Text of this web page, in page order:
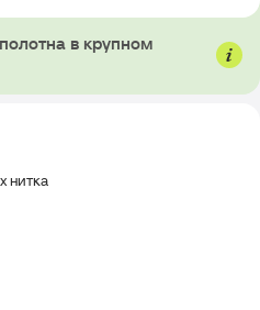
нитка
в крупном